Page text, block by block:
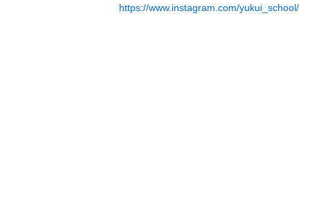
https://www.instagram.com/yukui_school/